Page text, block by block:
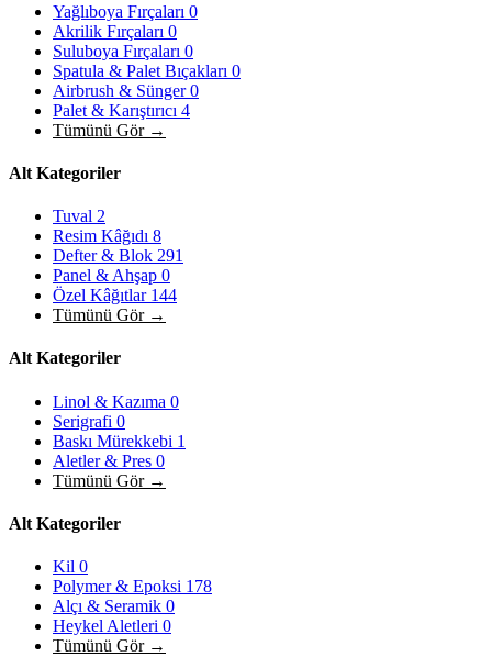
Yağlıboya Fırçaları 0
Akrilik Fırçaları 0
Suluboya Fırçaları 0
Spatula & Palet Bıçakları 0
Airbrush & Sünger0
Palet & Karıştırıcı 4
Tümünü Gör →
Alt Kategoriler
Tuval 2
Resim Kâğıdı 8
Defter & Blok 291
Panel & Ahşap 0
Özel Kâğıtlar 144
Tümünü Gör →
Alt Kategoriler
Linol & Kazıma 0
Serigrafi 0
Baskı Mürekkebi 1
Aletler & Pres 0
Tümünü Gör →
Alt Kategoriler
Kil 0
Polymer & Epoksi 178
Alçı & Seramik 0
Heykel Aletleri 0
Tümünü Gör →